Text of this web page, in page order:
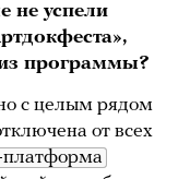
не успели
программы?
с целым рядом
от всех